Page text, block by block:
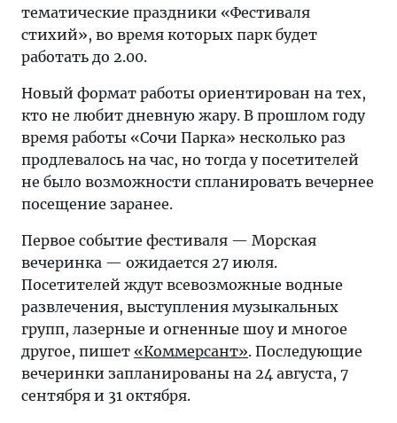
тематические праздники «Фестиваля
стихий», во время которых парк будет
работать до 2.00.
Новый формат работы ориентирован на тех,
кто не любит дневную жару. В прошлом году
время работы «Сочи Парка» несколько раз
продлевалось на час, но тогда у посетителей
не было возможности спланировать вечернее
посещение заранее.
Первое событие фестиваля — Морская
вечеринка — ожидается 27 июля.
Посетителей ждут всевозможные водные
развлечения, выступления музыкальных
групп, лазерные и огненные шоу и многое
другое, пишет «Коммерсант». Последующие
вечеринки запланированы на 24 августа, 7
сентября и 31 октября.